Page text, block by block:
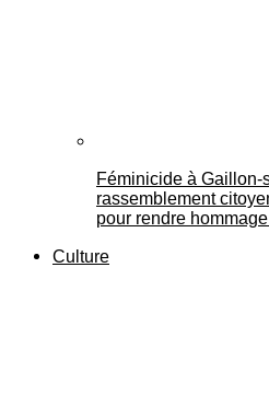
Féminicide à
rassemblement
pour rendre
Culture